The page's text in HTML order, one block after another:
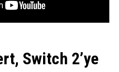
Switch 2’ye